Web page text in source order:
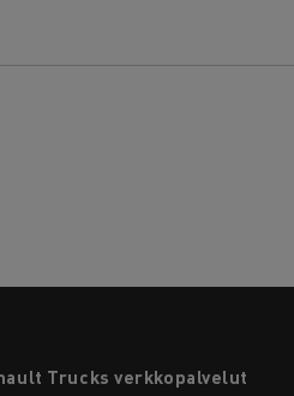
Trucks verkkopalvelut